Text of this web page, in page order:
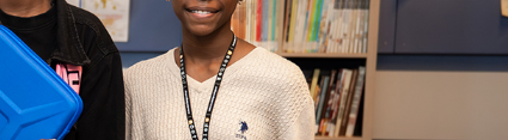
feestelijke dag, wel
voor de gelukkigen.